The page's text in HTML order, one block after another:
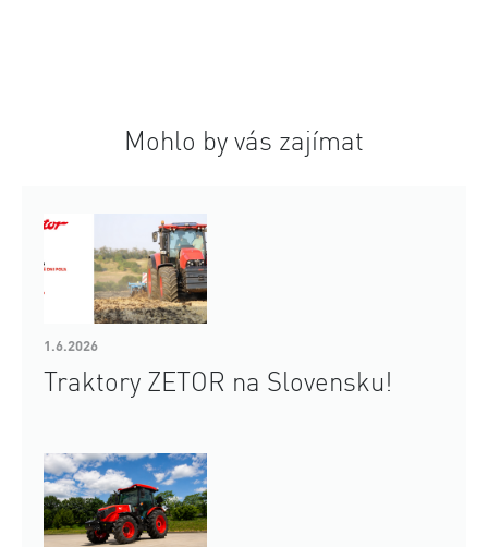
Mohlo by vás zajímat
Traktory ZETOR na Slovensku!
1.6.2026